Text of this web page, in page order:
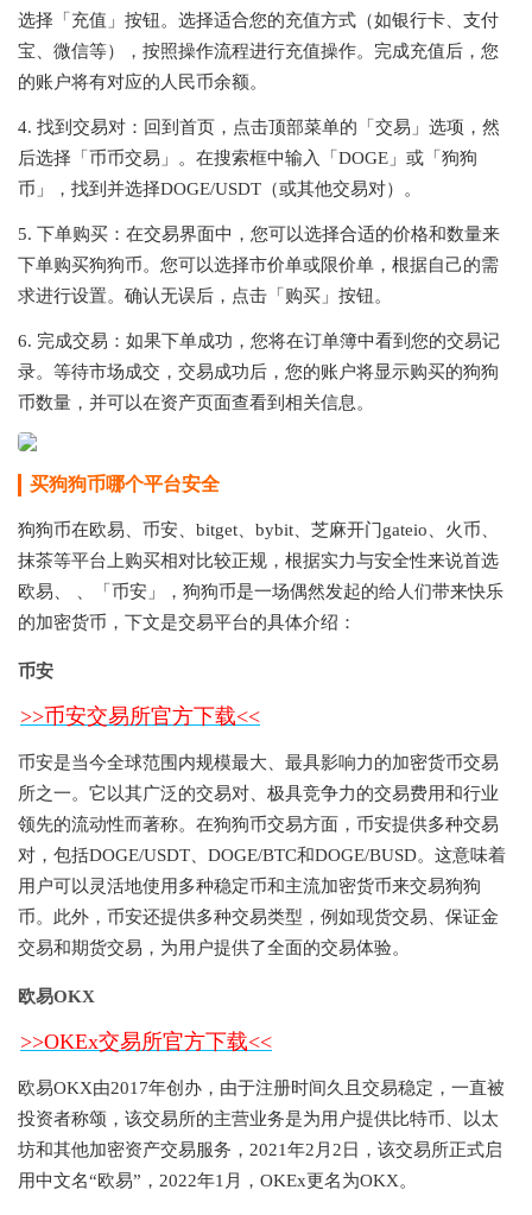
选择「充值」按钮。选择适合您的充值方式（如银行卡、支付
宝、微信等），按照操作流程进行充值操作。完成充值后，您
的账户将有对应的人民币余额。
4. 找到交易对：回到首页，点击顶部菜单的「交易」选项，然
后选择「币币交易」。在搜索框中输入「DOGE」或「狗狗
币」，找到并选择DOGE/USDT（或其他交易对）。
5. 下单购买：在交易界面中，您可以选择合适的价格和数量来
下单购买狗狗币。您可以选择市价单或限价单，根据自己的需
求进行设置。确认无误后，点击「购买」按钮。
6. 完成交易：如果下单成功，您将在订单簿中看到您的交易记
录。等待市场成交，交易成功后，您的账户将显示购买的狗狗
币数量，并可以在资产页面查看到相关信息。
买狗狗币哪个平台安全
狗狗币在欧易、币安、bitget、bybit、芝麻开门gateio、火币、
抹茶等平台上购买相对比较正规，根据实力与安全性来说首选
欧易、 、「币安」，狗狗币是一场偶然发起的给人们带来快乐
的加密货币，下文是交易平台的具体介绍：
币安
>>币安交易所官方下载<<
币安是当今全球范围内规模最大、最具影响力的加密货币交易
所之一。它以其广泛的交易对、极具竞争力的交易费用和行业
领先的流动性而著称。在狗狗币交易方面，币安提供多种交易
对，包括DOGE/USDT、DOGE/BTC和DOGE/BUSD。这意味着
用户可以灵活地使用多种稳定币和主流加密货币来交易狗狗
币。此外，币安还提供多种交易类型，例如现货交易、保证金
交易和期货交易，为用户提供了全面的交易体验。
欧易OKX
>>OKEx交易所官方下载<<
欧易OKX由2017年创办，由于注册时间久且交易稳定，一直被
投资者称颂，该交易所的主营业务是为用户提供比特币、以太
坊和其他加密资产交易服务，2021年2月2日，该交易所正式启
用中文名“欧易”，2022年1月，OKEx更名为OKX。